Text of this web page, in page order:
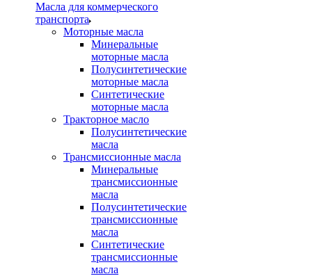
Масла для коммерческого
транспорта
Моторные масла
Минеральные
моторные масла
Полусинтетические
моторные масла
Синтетические
моторные масла
Тракторное масло
Полусинтетические
масла
Трансмиссионные масла
Минеральные
трансмиссионные
масла
Полусинтетические
трансмиссионные
масла
Синтетические
трансмиссионные
масла